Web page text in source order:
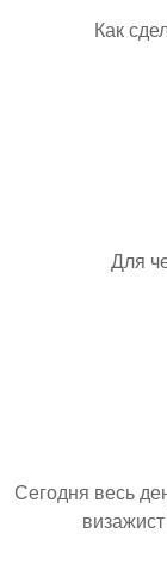
Как
Для
Сегодня весь